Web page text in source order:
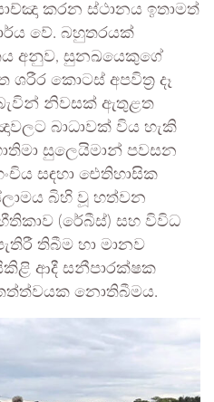
කරන ස්ථානය ඉතාමත්
වේ. බහුතරයක්
අනුව, සුනඛයෙකුගේ
කොටස් අපවිත්‍ර දෑ
නිවසක් ඇතුළත
බාධාවක් විය හැකි
සුලෙයිමාන් පවසන
සඳහා ඓතිහාසික
බිහි වූ හත්වන
(රේබීස්) සහ විවිධ
තිබීම හා මානව
ආදී සනීපාරක්ෂක
නොතිබීමය.